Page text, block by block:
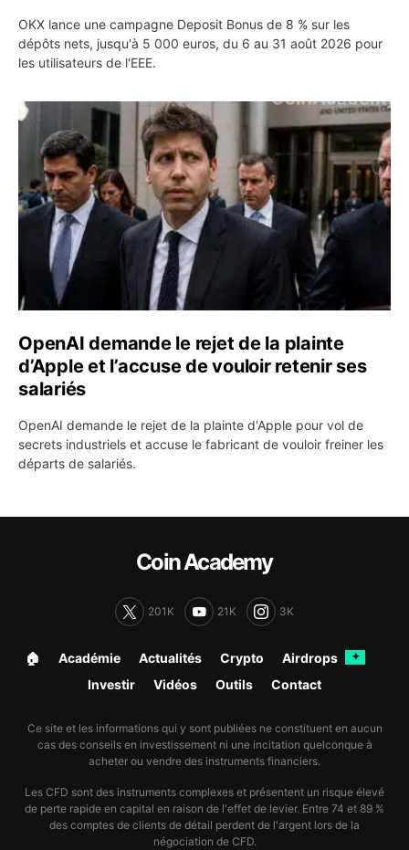
OKX lance une campagne Deposit Bonus de 8 % sur les
dépôts nets, jusqu'à 5 000 euros, du 6 au 31 août 2026 pour
les utilisateurs de l'EEE.
OpenAI demande le rejet de la plainte d’Apple et
OpenAI demande le rejet de la plainte
d’Apple et l’accuse de vouloir retenir ses
salariés
OpenAI demande le rejet de la plainte d'Apple pour vol de
secrets industriels et accuse le fabricant de vouloir freiner les
départs de salariés.
Coin Academy
201K 21K 3K
🏠︎ Académie Actualités Crypto Airdrops ✦
Investir Vidéos Outils Contact
Ce site et les informations qui y sont publiées ne constituent en aucun
cas des conseils en investissement ni une incitation quelconque à
acheter ou vendre des instruments financiers.
Les CFD sont des instruments complexes et présentent un risque élevé
de perte rapide en capital en raison de l'effet de levier. Entre 74 et 89 %
des comptes de clients de détail perdent de l'argent lors de la
négociation de CFD.